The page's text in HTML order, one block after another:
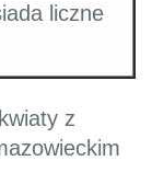
liczne
z